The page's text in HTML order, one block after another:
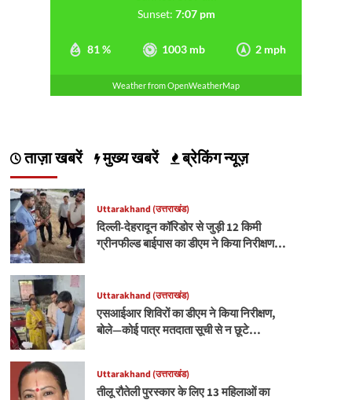
81 % 1003 mb 2 mph
Sunset: 7:07 pm
Weather from OpenWeatherMap
ताज़ा खबरें मुख्य खबरें ब्रेकिंग न्यूज़
Uttarakhand (उत्तराखंड)
दिल्ली-देहरादून कॉरिडोर से जुड़ी 12 किमी
ग्रीनफील्ड बाईपास का डीएम ने किया निरीक्षण…
Uttarakhand (उत्तराखंड)
एसआईआर शिविरों का डीएम ने किया निरीक्षण,
बोले—कोई पात्र मतदाता सूची से न छूटे…
Uttarakhand (उत्तराखंड)
तीलू रौतेली पुरस्कार के लिए 13 महिलाओं का